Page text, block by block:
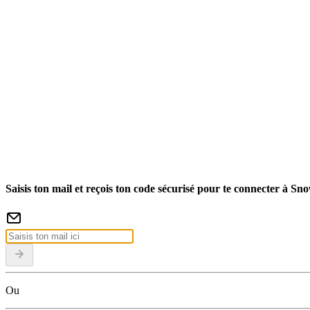
Saisis ton mail et reçois ton code sécurisé pour te connecter à
Ou